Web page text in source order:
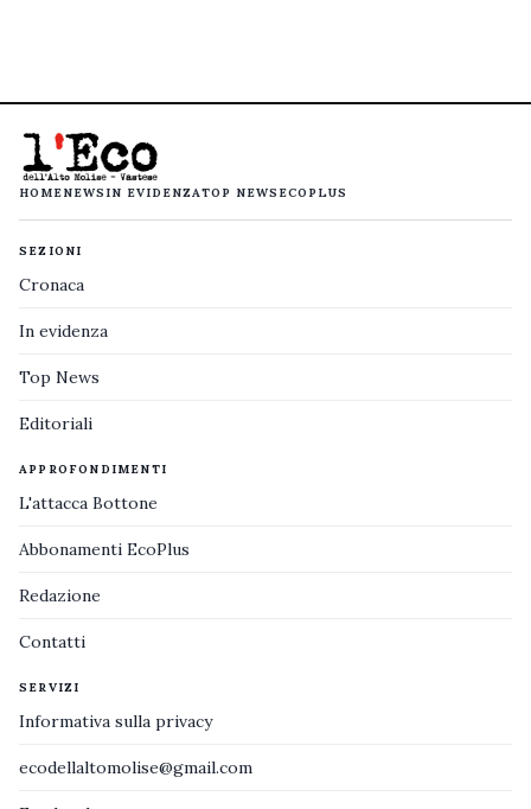
HOMENEWS IN EVIDENZATOP NEWS ECOPLUS
SEZIONI
Cronaca
In evidenza
Top News
Editoriali
APPROFONDIMENTI
L'attacca Bottone
Abbonamenti EcoPlus
Redazione
Contatti
SERVIZI
Informativa sulla privacy
ecodellaltomolise@gmail.com